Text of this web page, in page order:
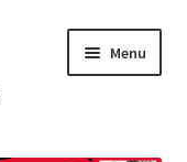
Menu